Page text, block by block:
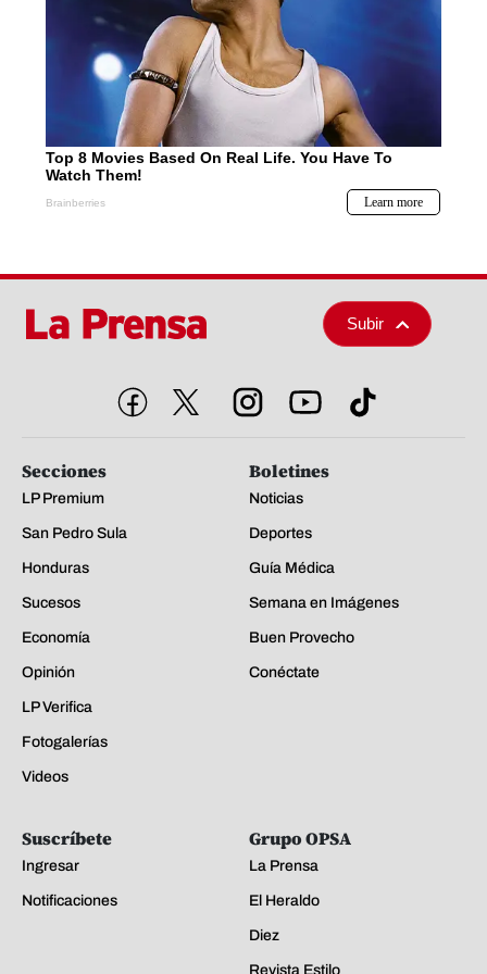
Subir
Secciones
LP Premium
San Pedro Sula
Honduras
Sucesos
Economía
Opinión
LP Verifica
Fotogalerías
Videos
Boletines
Noticias
Deportes
Guía Médica
Semana en Imágenes
Buen Provecho
Conéctate
Suscríbete
Ingresar
Notificaciones
Grupo OPSA
La Prensa
El Heraldo
Diez
Revista Estilo